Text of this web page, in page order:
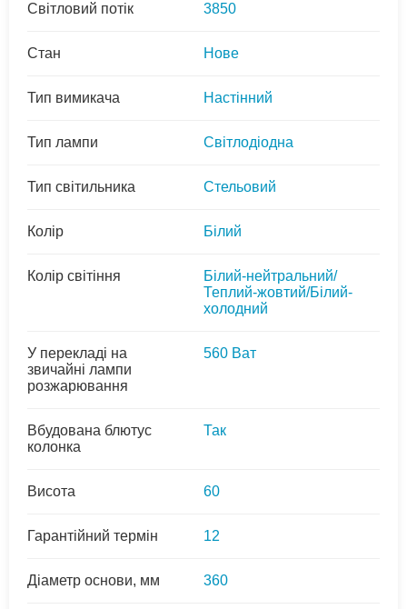
Світловий потік 3850
Стан Нове
Тип вимикача Настінний
Тип лампи Світлодіодна
Тип світильника Стельовий
Колір Білий
Колір світіння
Білий-нейтральний/
Теплий-жовтий/Білий-
холодний
У перекладі на
звичайні лампи
розжарювання
560 Ват
Вбудована блютус
колонка
Так
Висота 60
Гарантійний термін 12
Діаметр основи, мм 360